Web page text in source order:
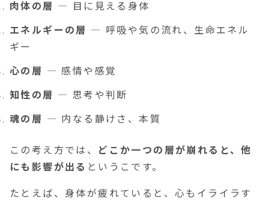
肉体の層 ― 目に見える身体
エネルギーの層 ― 呼吸や気の流れ、生命エネル
ギー
心の層 ― 感情や感覚
知性の層 ― 思考や判断
魂の層 ― 内なる静けさ、本質
この考え方では、 どこか一つの層が崩れると、他
にも影響が出る というこです。
たとえば、身体が疲れていると、心もイライラす